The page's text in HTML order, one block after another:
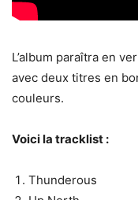
L’album paraîtra en
avec deux titres en
couleurs.
Voici la tracklist :
Thunderous